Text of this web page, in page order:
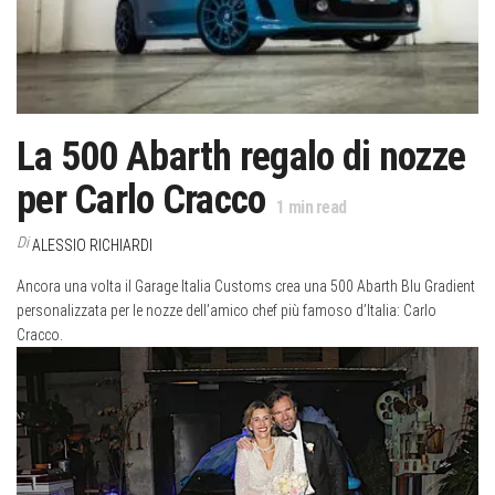
La 500 Abarth regalo di nozze
per Carlo Cracco 1 min read
DiALESSIO RICHIARDI
Ancora una volta il Garage Italia Customs crea una 500 Abarth Blu Gradient
personalizzata per le nozze dell’amico chef più famoso d’Italia: Carlo
Cracco.